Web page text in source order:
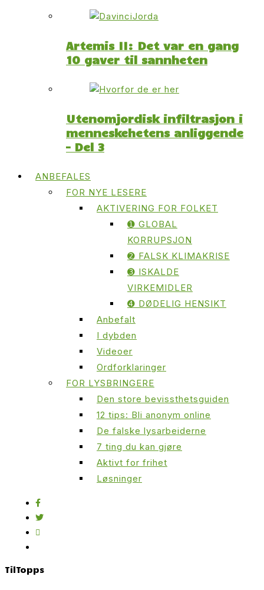
Artemis II: Det var en gang
10 gaver til sannheten
Utenomjordisk infiltrasjon i
menneskehetens anliggende
– Del 3
ANBEFALES
FOR NYE LESERE
AKTIVERING FOR FOLKET
➊ GLOBAL
KORRUPSJON
➋ FALSK KLIMAKRISE
➌ ISKALDE
VIRKEMIDLER
➍ DØDELIG HENSIKT
Anbefalt
I dybden
Videoer
Ordforklaringer
FOR LYSBRINGERE
Den store bevissthetsguiden
12 tips: Bli anonym online
De falske lysarbeiderne
7 ting du kan gjøre
Aktivt for frihet
Løsninger
TilTopps